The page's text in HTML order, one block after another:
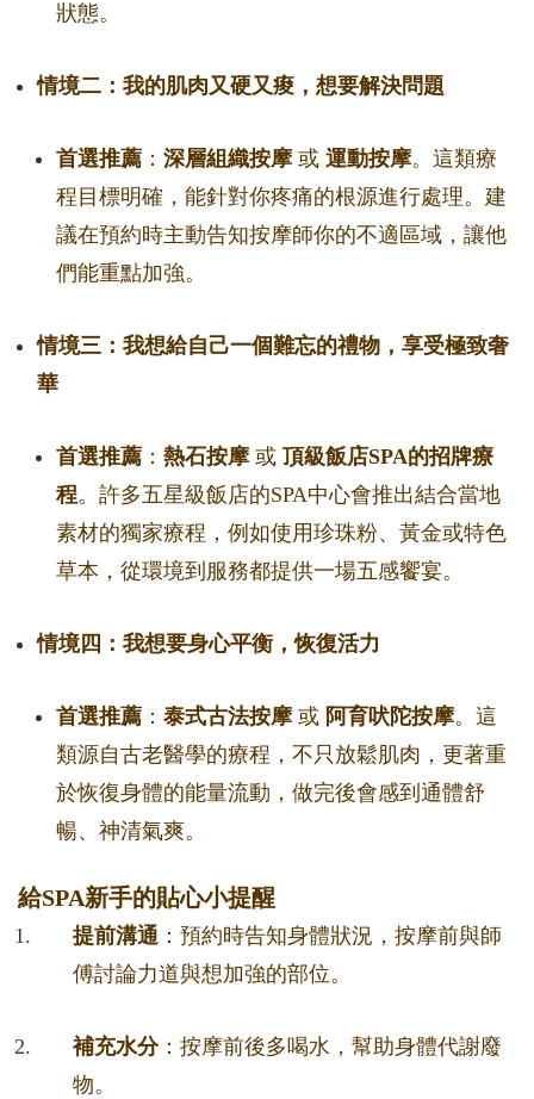
狀態。
情境二：我的肌肉又硬又痠，想要解決問題
首選推薦 ： 深層組織按摩或 運動按摩。這類療
程目標明確，能針對你疼痛的根源進行處理。建
議在預約時主動告知按摩師你的不適區域，讓他
們能重點加強。
情境三：我想給自己一個難忘的禮物，享受極致奢
華
首選推薦 ： 熱石按摩或 頂級飯店SPA的招牌療
程。許多五星級飯店的SPA中心會推出結合當地
素材的獨家療程，例如使用珍珠粉、黃金或特色
草本，從環境到服務都提供一場五感饗宴。
情境四：我想要身心平衡，恢復活力
首選推薦 ： 泰式古法按摩或 阿育吠陀按摩。這
類源自古老醫學的療程，不只放鬆肌肉，更著重
於恢復身體的能量流動，做完後會感到通體舒
暢、神清氣爽。
給SPA新手的貼心小提醒
提前溝通 ：預約時告知身體狀況，按摩前與師
傅討論力道與想加強的部位。
補充水分：按摩前後多喝水，幫助身體代謝廢
物。